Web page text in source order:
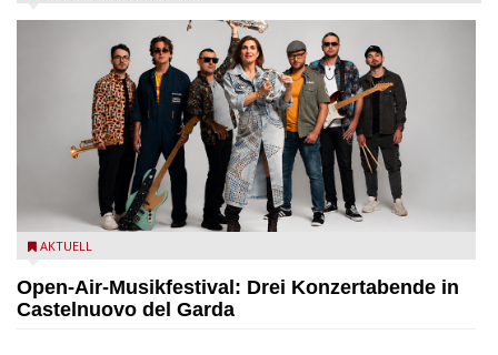
Castelnuovo del Garda: Die "Dirotta su Cuba" zu Gast beim
AKTUELL
Open-Air-Musikfestival: Drei Konzertabende in
Castelnuovo del Garda